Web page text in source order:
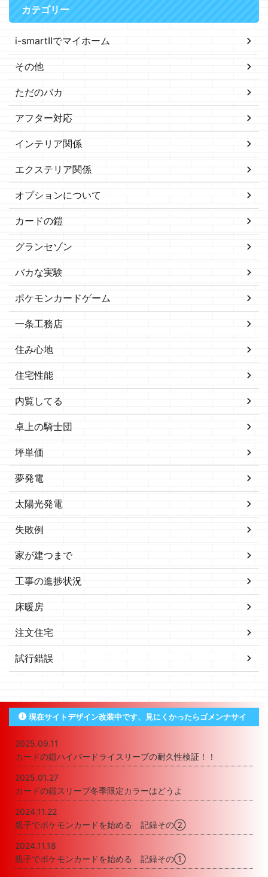
カテゴリー
i-smartⅡでマイホーム
その他
ただのバカ
アフター対応
インテリア関係
エクステリア関係
オプションについて
カードの鎧
グランセゾン
バカな実験
ポケモンカードゲーム
一条工務店
住み心地
住宅性能
内覧してる
卓上の騎士団
坪単価
夢発電
太陽光発電
失敗例
家が建つまで
工事の進捗状況
床暖房
注文住宅
試行錯誤
現在サイトデザイン改装中です、見にくかったらゴメンナサイ
2025.09.11
カードの鎧ハイパードライスリーブの耐久性検証！！
2025.01.27
カードの鎧スリーブ冬季限定カラーはどうよ
2024.11.22
親子でポケモンカードを始める 記録その②
2024.11.18
親子でポケモンカードを始める 記録その①